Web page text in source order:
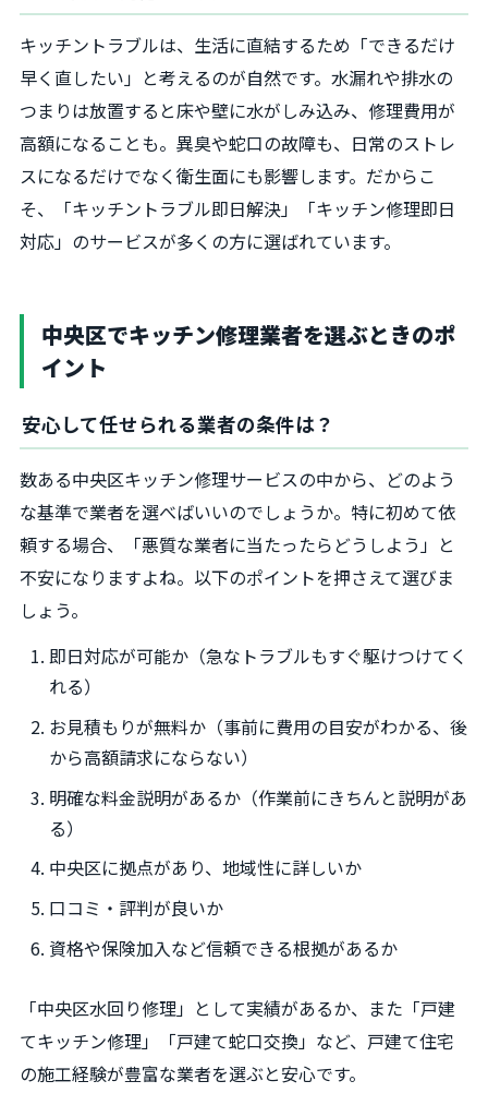
キッチントラブルは、生活に直結するため「できるだけ
早く直したい」と考えるのが自然です。水漏れや排水の
つまりは放置すると床や壁に水がしみ込み、修理費用が
高額になることも。異臭や蛇口の故障も、日常のストレ
スになるだけでなく衛生面にも影響します。だからこ
そ、「キッチントラブル即日解決」「キッチン修理即日
対応」のサービスが多くの方に選ばれています。
中央区でキッチン修理業者を選ぶときのポ
イント
安心して任せられる業者の条件は？
数ある中央区キッチン修理サービスの中から、どのよう
な基準で業者を選べばいいのでしょうか。特に初めて依
頼する場合、「悪質な業者に当たったらどうしよう」と
不安になりますよね。以下のポイントを押さえて選びま
しょう。
即日対応が可能か（急なトラブルもすぐ駆けつけてく
れる）
お見積もりが無料か（事前に費用の目安がわかる、後
から高額請求にならない）
明確な料金説明があるか（作業前にきちんと説明があ
る）
中央区に拠点があり、地域性に詳しいか
口コミ・評判が良いか
資格や保険加入など信頼できる根拠があるか
「中央区水回り修理」として実績があるか、また「戸建
てキッチン修理」「戸建て蛇口交換」など、戸建て住宅
の施工経験が豊富な業者を選ぶと安心です。